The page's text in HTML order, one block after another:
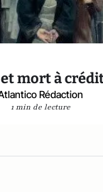
mort à
Rédaction
1 min de lecture